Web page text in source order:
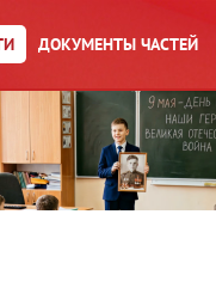
ДОКУМЕНТЫ ЧАСТЕЙ